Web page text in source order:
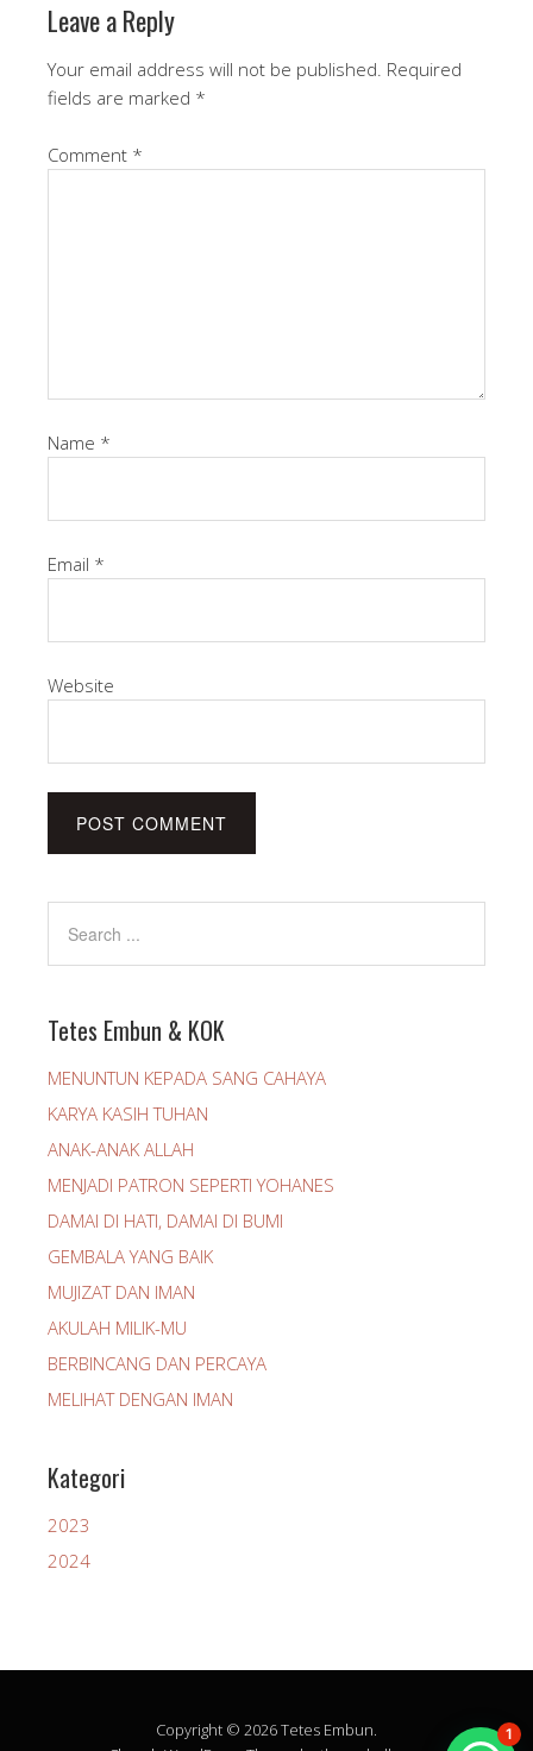
Leave a Reply
Your email address will not be published. Required
fields are marked *
Comment *
Name *
Email *
Website
Tetes Embun & KOK
MENUNTUN KEPADA SANG CAHAYA
KARYA KASIH TUHAN
ANAK-ANAK ALLAH
MENJADI PATRON SEPERTI YOHANES
DAMAI DI HATI, DAMAI DI BUMI
GEMBALA YANG BAIK
MUJIZAT DAN IMAN
AKULAH MILIK-MU
BERBINCANG DAN PERCAYA
MELIHAT DENGAN IMAN
Kategori
2023
2024
Copyright © 2026 Tetes Embun.
1